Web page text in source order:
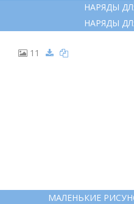
НАРЯДЫ
НАРЯДЫ
11
МАЛЕНЬКИЕ